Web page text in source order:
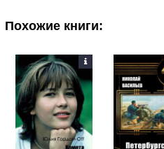
Похожие книги: